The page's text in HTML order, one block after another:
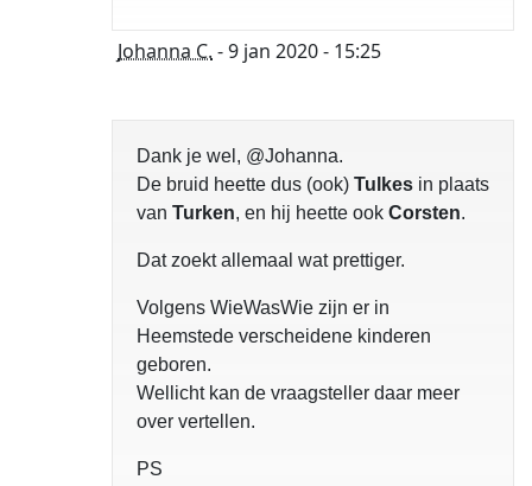
Johanna C. - 9 jan 2020 - 15:25
Dank je wel, @Johanna.
De bruid heette dus (ook) Tulkes in plaats
van Turken, en hij heette ook Corsten.
Dat zoekt allemaal wat prettiger.
Volgens WieWasWie zijn er in
Heemstede verscheidene kinderen
geboren.
Wellicht kan de vraagsteller daar meer
over vertellen.
PS